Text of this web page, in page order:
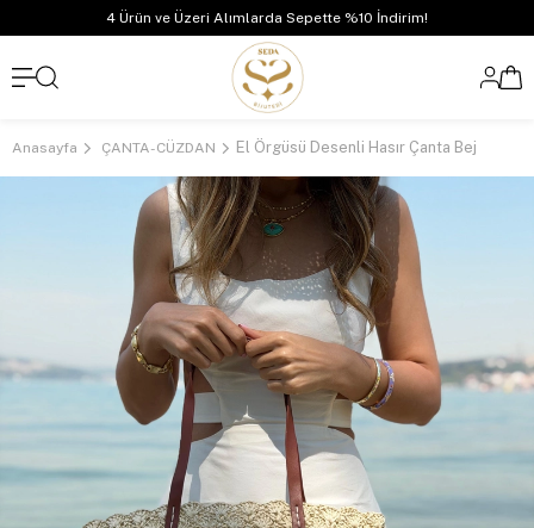
4 Ürün ve Üzeri Alımlarda Sepette %10 İndirim!
Anasayfa ÇANTA-CÜZDAN El Örgüsü Desenli Hasır Çanta Bej